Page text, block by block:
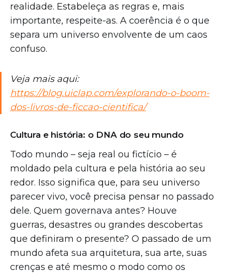
realidade. Estabeleça as regras e, mais
importante, respeite-as. A coerência é o que
separa um universo envolvente de um caos
confuso.
Veja mais aqui:
https://blog.uiclap.com/explorando-o-boom-
dos-livros-de-ficcao-cientifica/
Cultura e história: o DNA do seu mundo
Todo mundo – seja real ou fictício – é
moldado pela cultura e pela história ao seu
redor. Isso significa que, para seu universo
parecer vivo, você precisa pensar no passado
dele. Quem governava antes? Houve
guerras, desastres ou grandes descobertas
que definiram o presente? O passado de um
mundo afeta sua arquitetura, sua arte, suas
crenças e até mesmo o modo como os